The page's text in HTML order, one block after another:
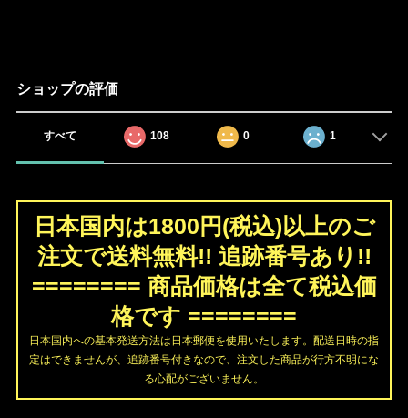
ショップの評価
すべて 108 0 1
日本国内は1800円(税込)以上のご
注文で送料無料!! 追跡番号あり!!
======== 商品価格は全て税込価
格です ========
日本国内への基本発送方法は日本郵便を使用いたします。配送日時の指
定はできませんが、追跡番号付きなので、注文した商品が行方不明にな
る心配がございません。